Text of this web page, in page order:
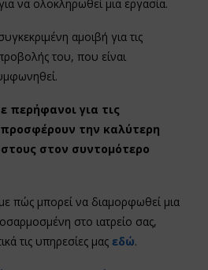
να ολοκληρωθεί μια εργασία.
αμοιβή για τις
του, που είναι
περήφανοι για τις
την καλύτερη
στον συντομότερο
πώς μπορεί να διαμορφωθεί μια
στο ιατρείο σας,
τις υπηρεσίες μας εδώ.